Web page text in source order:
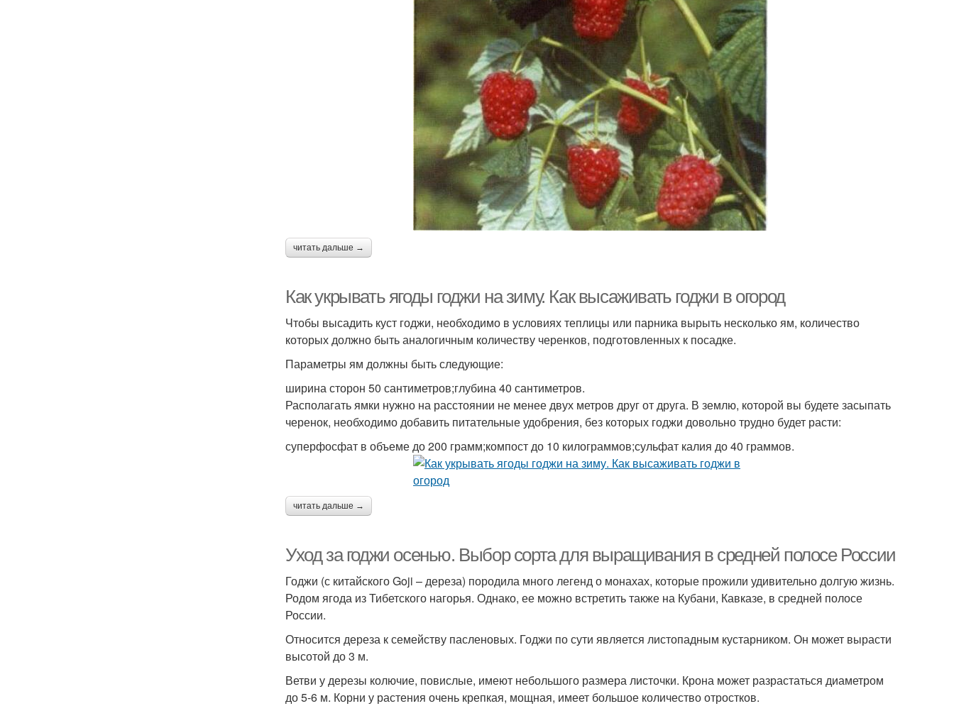
читать дальше →
Как укрывать ягоды годжи на зиму. Как высаживать годжи в огород
Чтобы высадить куст годжи, необходимо в условиях теплицы или парника вырыть несколько ям, количество
которых должно быть аналогичным количеству черенков, подготовленных к посадке.
Параметры ям должны быть следующие:
ширина сторон 50 сантиметров;глубина 40 сантиметров.
Располагать ямки нужно на расстоянии не менее двух метров друг от друга. В землю, которой вы будете засыпать
черенок, необходимо добавить питательные удобрения, без которых годжи довольно трудно будет расти:
суперфосфат в объеме до 200 грамм;компост до 10 килограммов;сульфат калия до 40 граммов.
читать дальше →
Уход за годжи осенью. Выбор сорта для выращивания в средней полосе России
Годжи (с китайского Goji – дереза) породила много легенд о монахах, которые прожили удивительно долгую жизнь.
Родом ягода из Тибетского нагорья. Однако, ее можно встретить также на Кубани, Кавказе, в средней полосе
России.
Относится дереза к семейству пасленовых. Годжи по сути является листопадным кустарником. Он может вырасти
высотой до 3 м.
Ветви у дерезы колючие, повислые, имеют небольшого размера листочки. Крона может разрастаться диаметром
до 5-6 м. Корни у растения очень крепкая, мощная, имеет большое количество отростков.